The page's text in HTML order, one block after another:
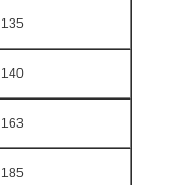
135
140
163
185